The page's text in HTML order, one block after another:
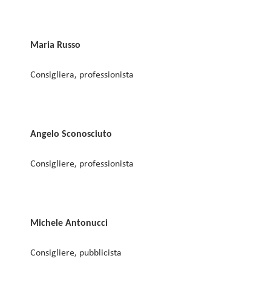
Maria Russo
Consigliera, professionista
Angelo Sconosciuto
Consigliere, professionista
Michele Antonucci
Consigliere, pubblicista